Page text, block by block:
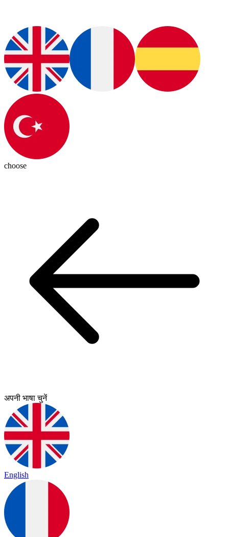
choose
अपनी भाषा चुनें
English